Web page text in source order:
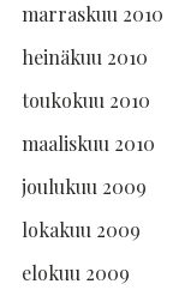
marraskuu 2010
heinäkuu 2010
toukokuu 2010
maaliskuu 2010
joulukuu 2009
lokakuu 2009
elokuu 2009